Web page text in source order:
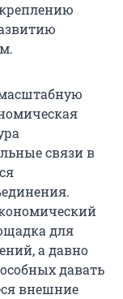
связи в
для
а давно
давать
внешние